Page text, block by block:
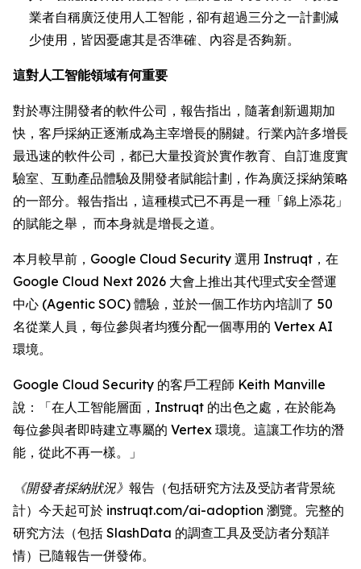
業者自稱廣泛使用人工智能，卻有超過三分之一計劃減
少使用，皆因憂慮其是否準確、內容是否夠新。
這對人工智能領域有何重要
對於專注開發者的軟件公司，報告指出，隨著創新週期加
快，客戶採納正逐漸成為主宰增長的關鍵。行業內許多增長
最迅速的軟件公司，都已大量投資於實作教育、自訂進度實
驗室、互動產品體驗及開發者賦能計劃，作為廣泛採納策略
的一部分。報告指出，這種模式已不再是一種「錦上添花」
的賦能之舉， 而本身就是增長之道。
本月較早前，Google Cloud Security 選用 Instruqt，在
Google Cloud Next 2026 大會上推出其代理式安全營運
中心 (Agentic SOC) 體驗，並於一個工作坊內培訓了 50
名從業人員，每位參與者均獲分配一個專用的 Vertex AI
環境。
Google Cloud Security 的客戶工程師 Keith Manville
說：「在人工智能層面，Instruqt 的出色之處，在於能為
每位參與者即時建立專屬的 Vertex 環境。這讓工作坊的潛
能，從此不再一樣。」
《開發者採納狀況》 報告（包括研究方法及受訪者背景統
計）今天起可於 instruqt.com/ai-adoption 瀏覽。完整的
研究方法（包括 SlashData 的調查工具及受訪者分類詳
情）已隨報告一併發佈。